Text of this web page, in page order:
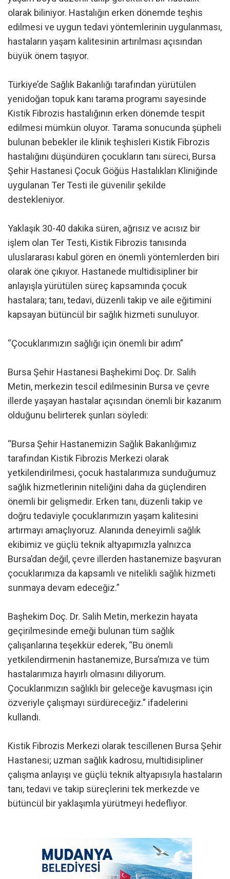
olarak biliniyor. Hastalığın erken dönemde teşhis
edilmesi ve uygun tedavi yöntemlerinin uygulanması,
hastaların yaşam kalitesinin artırılması açısından
büyük önem taşıyor.
Türkiye’de Sağlık Bakanlığı tarafından yürütülen
yenidoğan topuk kanı tarama programı sayesinde
Kistik Fibrozis hastalığının erken dönemde tespit
edilmesi mümkün oluyor. Tarama sonucunda şüpheli
bulunan bebekler ile klinik teşhisleri Kistik Fibrozis
hastalığını düşündüren çocukların tanı süreci, Bursa
Şehir Hastanesi Çocuk Göğüs Hastalıkları Kliniğinde
uygulanan Ter Testi ile güvenilir şekilde
destekleniyor.
Yaklaşık 30-40 dakika süren, ağrısız ve acısız bir
işlem olan Ter Testi, Kistik Fibrozis tanısında
uluslararası kabul gören en önemli yöntemlerden biri
olarak öne çıkıyor. Hastanede multidisipliner bir
anlayışla yürütülen süreç kapsamında çocuk
hastalara; tanı, tedavi, düzenli takip ve aile eğitimini
kapsayan bütüncül bir sağlık hizmeti sunuluyor.
“Çocuklarımızın sağlığı için önemli bir adım”
Bursa Şehir Hastanesi Başhekimi Doç. Dr. Salih
Metin, merkezin tescil edilmesinin Bursa ve çevre
illerde yaşayan hastalar açısından önemli bir kazanım
olduğunu belirterek şunları söyledi:
“Bursa Şehir Hastanemizin Sağlık Bakanlığımız
tarafından Kistik Fibrozis Merkezi olarak
yetkilendirilmesi, çocuk hastalarımıza sunduğumuz
sağlık hizmetlerinin niteliğini daha da güçlendiren
önemli bir gelişmedir. Erken tanı, düzenli takip ve
doğru tedaviyle çocuklarımızın yaşam kalitesini
artırmayı amaçlıyoruz. Alanında deneyimli sağlık
ekibimiz ve güçlü teknik altyapımızla yalnızca
Bursa’dan değil, çevre illerden hastanemize başvuran
çocuklarımıza da kapsamlı ve nitelikli sağlık hizmeti
sunmaya devam edeceğiz.”
Başhekim Doç. Dr. Salih Metin, merkezin hayata
geçirilmesinde emeği bulunan tüm sağlık
çalışanlarına teşekkür ederek, “Bu önemli
yetkilendirmenin hastanemize, Bursa’mıza ve tüm
hastalarımıza hayırlı olmasını diliyorum.
Çocuklarımızın sağlıklı bir geleceğe kavuşması için
özveriyle çalışmayı sürdüreceğiz.” ifadelerini
kullandı.
Kistik Fibrozis Merkezi olarak tescillenen Bursa Şehir
Hastanesi; uzman sağlık kadrosu, multidisipliner
çalışma anlayışı ve güçlü teknik altyapısıyla hastaların
tanı, tedavi ve takip süreçlerini tek merkezde ve
bütüncül bir yaklaşımla yürütmeyi hedefliyor.